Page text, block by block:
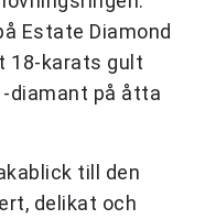
Estate Diamond
18-karats gult
diamant på åtta
till den
delikat och